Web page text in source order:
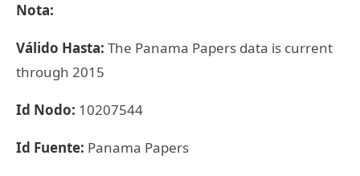
Nota:
Válido Hasta: The Panama Papers data is current
through 2015
Id Nodo: 10207544
Id Fuente: Panama Papers